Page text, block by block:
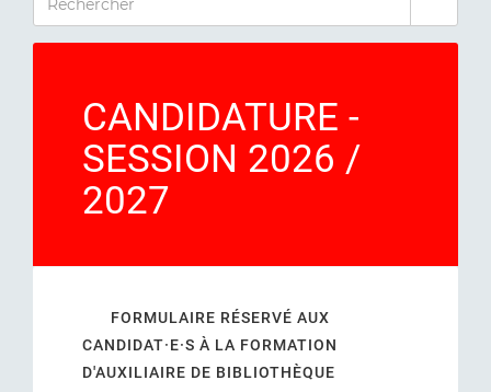
CANDIDATURE -
SESSION 2026 /
2027
FORMULAIRE RÉSERVÉ AUX
CANDIDAT·E·S À LA FORMATION
D'AUXILIAIRE DE BIBLIOTHÈQUE